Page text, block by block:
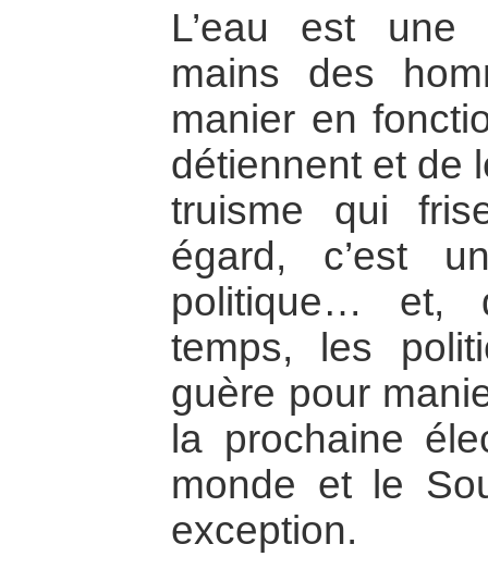
L’eau est une
mains des
manier en
détiennent et de
truisme qui
égard, c’est
politique… et,
temps, les
guère pour
la prochaine
monde et le
exception.